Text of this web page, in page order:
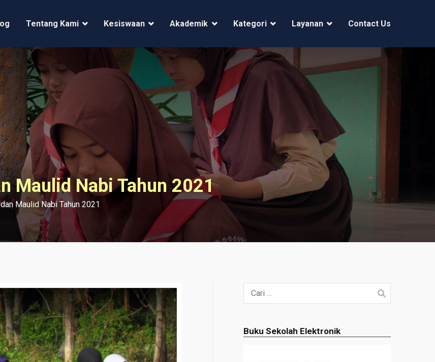
Desa Tanjung Kecamatan Bendo Kabupaten Magetan Jawa Timur ID 63384
Tentang Kami Kesiswaan Akademik Kategori Layanan Contact Us
Maulid Nabi Tahun 2021
Maulid Nabi Tahun 2021
Cari
untuk:
Buku Sekolah Elektronik